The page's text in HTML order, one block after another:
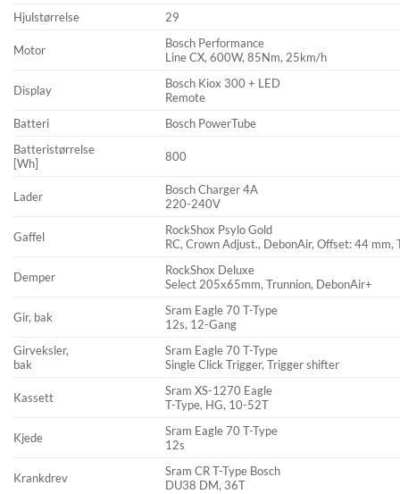
Hjulstørrelse
29
Motor
Bosch Performance
Line CX, 600W, 85Nm, 25km/h
Display
Bosch Kiox 300 + LED
Remote
Batteri
Bosch PowerTube
Batteristørrelse
[Wh]
800
Lader
Bosch Charger 4A
220-240V
Gaffel
RockShox Psylo Gold
RC, Crown Adjust., DebonAir, Offset: 44 mm,
Demper
RockShox Deluxe
Select 205x65mm, Trunnion, DebonAir+
Gir, bak
Sram Eagle 70 T-Type
12s, 12-Gang
Girveksler,
bak
Sram Eagle 70 T-Type
Single Click Trigger, Trigger shifter
Kassett
Sram XS-1270 Eagle
T-Type, HG, 10-52T
Kjede
Sram Eagle 70 T-Type
12s
Krankdrev
Sram CR T-Type Bosch
DU38 DM, 36T